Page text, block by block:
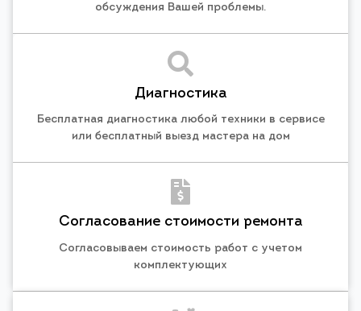
обсуждения Вашей проблемы.
Диагностика
Бесплатная диагностика любой техники в сервисе
или бесплатный выезд мастера на дом
Согласование стоимости ремонта
Согласовываем стоимость работ с учетом
комплектующих